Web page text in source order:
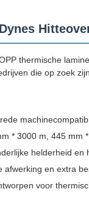
thermische
die op zoek
* 3000 m, 445 mm
helderheid en
afwerking en extra
voor